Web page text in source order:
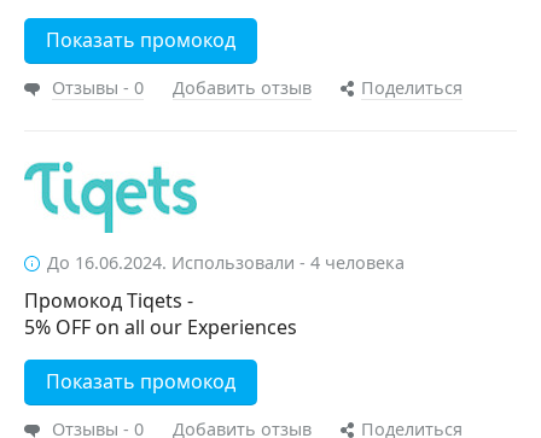
Показать промокод
Отзывы - 0 Добавить отзыв Поделиться
До 16.06.2024. Использовали - 4 человека
Промокод Tiqets -
5% OFF on all our Experiences
Показать промокод
Отзывы - 0 Добавить отзыв Поделиться